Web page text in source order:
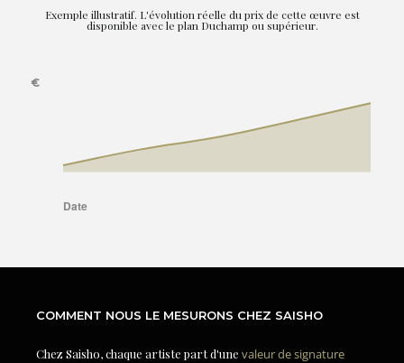
Exemple illustratif. L'évolution réelle du prix de cette œuvre est
disponible avec le plan Duchamp ou supérieur.
COMMENT NOUS LE MESURONS CHEZ SAISHO
Chez Saisho, chaque artiste part d'une valeur de signature